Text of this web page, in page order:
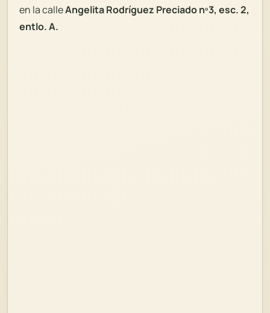
en lacalleAngelita Rodríguez Preciado nº3, esc. 2,
entlo. A.